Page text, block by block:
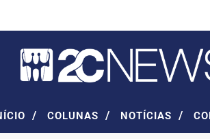
/ COLUNAS / NOTÍCIAS /